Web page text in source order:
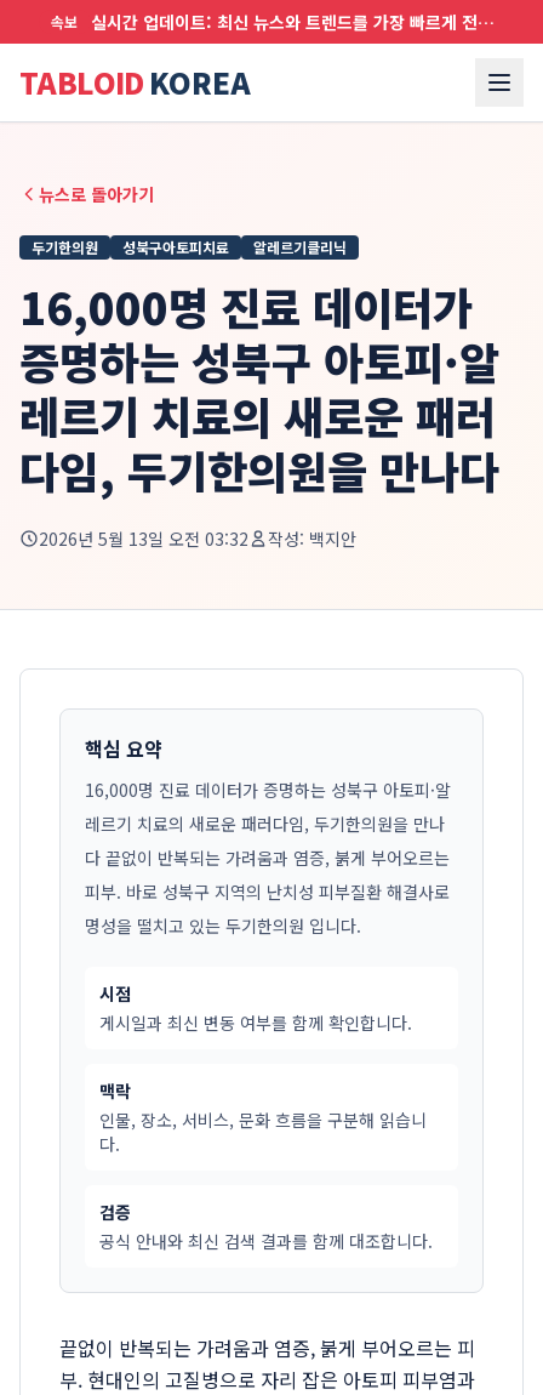
속보 실시간 업데이트: 최신 뉴스와 트렌드를 가장 빠르게 전달합니다
TABLOID KOREA
뉴스로 돌아가기
두기한의원 성북구아토피치료 알레르기클리닉
16,000명 진료 데이터가
증명하는 성북구 아토피·알
레르기 치료의 새로운 패러
다임, 두기한의원을 만나다
2026년 5월 13일 오전 03:32 작성: 백지안
핵심 요약
16,000명 진료 데이터가 증명하는 성북구 아토피·알
레르기 치료의 새로운 패러다임, 두기한의원을 만나
다 끝없이 반복되는 가려움과 염증, 붉게 부어오르는
피부. 바로 성북구 지역의 난치성 피부질환 해결사로
명성을 떨치고 있는 두기한의원 입니다.
시점
게시일과 최신 변동 여부를 함께 확인합니다.
맥락
인물, 장소, 서비스, 문화 흐름을 구분해 읽습니
다.
검증
공식 안내와 최신 검색 결과를 함께 대조합니다.
끝없이 반복되는 가려움과 염증, 붉게 부어오르는 피
부. 현대인의 고질병으로 자리 잡은 아토피 피부염과